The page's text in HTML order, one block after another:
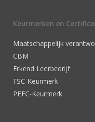
Keurmerken en
Maatschappelijk
CBM
Erkend Leerbedrijf
FSC-Keurmerk
PEFC-Keurmerk